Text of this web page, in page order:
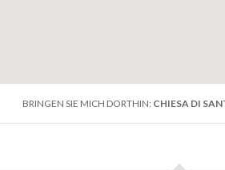
BRINGEN SIE MICH DORTHIN: CHIESA DI